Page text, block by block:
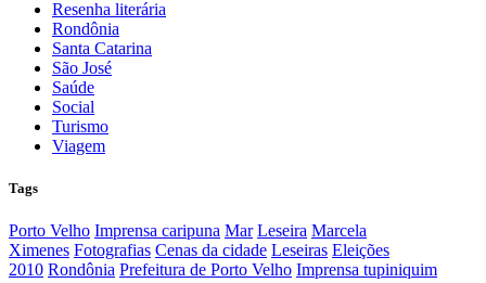
Resenha literária
Rondônia
Santa Catarina
São José
Saúde
Social
Turismo
Viagem
Tags
Porto Velho Imprensa caripuna Mar Leseira Marcela
Ximenes Fotografias Cenas da cidade Leseiras Eleições
2010 Rondônia Prefeitura de Porto Velho Imprensa tupiniquim